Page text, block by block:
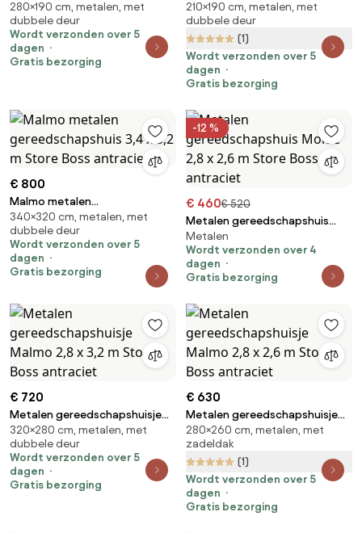
Malmo 2,8 x 1,9 m Store Boss
antraciet
280×190 cm, metalen, met
dubbele deur
Wordt verzonden over 5
dagen
Gratis bezorging
Malmo 2,1 x 1,9 m Store Boss
antraciet
210×190 cm, metalen, met
dubbele deur
(1)
Wordt verzonden over 5
dagen
Gratis bezorging
€ 800
Malmo metalen
gereedschapshuis 3,4 x 3,2 m
Store Boss antraciet
340×320 cm, metalen, met
dubbele deur
Wordt verzonden over 5
dagen
Gratis bezorging
-12 %
€ 460€ 520
Metalen gereedschapshuis
Molde 2,8 x 2,6 m Store Boss
antraciet
Metalen
Wordt verzonden over 4
dagen
Gratis bezorging
€ 720
Metalen gereedschapshuisje
Malmo 2,8 x 3,2 m Store Boss
antraciet
320×280 cm, metalen, met
dubbele deur
Wordt verzonden over 5
dagen
Gratis bezorging
€ 630
Metalen gereedschapshuisje
Malmo 2,8 x 2,6 m Store Boss
antraciet
280×260 cm, metalen, met
zadeldak
(1)
Wordt verzonden over 5
dagen
Gratis bezorging